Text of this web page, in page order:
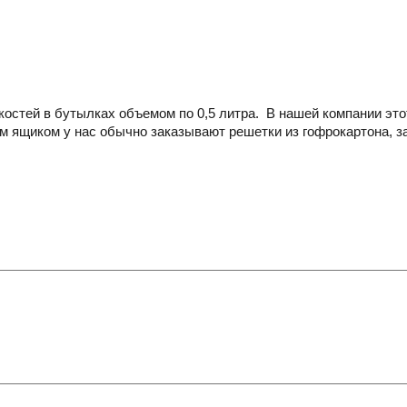
в бутылках объемом по 0,5 литра. В нашей компании
у нас обычно заказывают решетки из гофрокартона,